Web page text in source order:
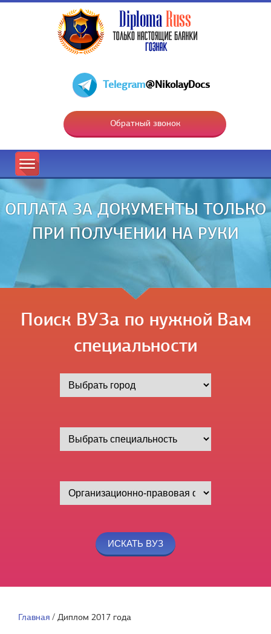
Telegram@NikolayDocs
Обратный звонок
ОПЛАТА ЗА ДОКУМЕНТЫ ТОЛЬКО
ПРИ ПОЛУЧЕНИИ НА РУКИ
Поиск ВУЗа по нужной Вам
специальности
Главная / Диплом 2017 года